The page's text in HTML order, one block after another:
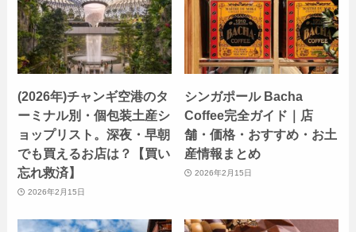
(2026年)チャンギ空港のタ
ーミナル別・個包装土産シ
ョップリスト。深夜・早朝
でも買えるお店は？【買い
忘れ救済】
2026年2月15日
シンガポール Bacha
Coffee完全ガイド｜店
舗・価格・おすすめ・お土
産情報まとめ
2026年2月15日